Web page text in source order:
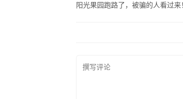
阳光果园跑路了，被骗的人看过来